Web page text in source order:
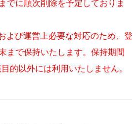
でに順次削除を予定しておりま
よび運営上必要な対応のため、登
まで保持いたします。保持期間
的以外には利用いたしません。